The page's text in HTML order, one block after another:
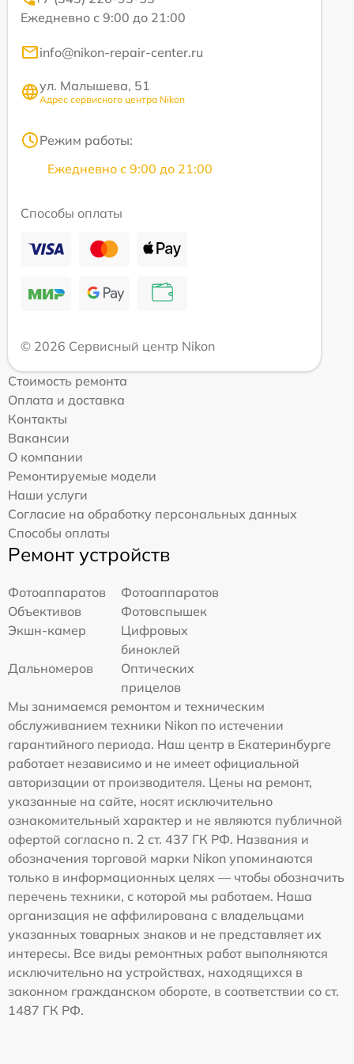
Ежедневно с 9:00 до 21:00
info@nikon-repair-center.ru
ул. Малышева, 51
Адрес сервисного центра Nikon
Режим работы:
Ежедневно с 9:00 до 21:00
Способы оплаты
© 2026 Сервисный центр Nikon
Стоимость ремонта
Оплата и доставка
Контакты
Вакансии
О компании
Ремонтируемые модели
Наши услуги
Согласие на обработку персональных данных
Способы оплаты
Ремонт устройств
Фотоаппаратов
Фотоаппаратов
Объективов
Фотовспышек
Экшн-камер
Цифровых
биноклей
Дальномеров
Оптических
прицелов
Мы занимаемся ремонтом и техническим
обслуживанием техники Nikon по истечении
гарантийного периода. Наш центр в Екатеринбурге
работает независимо и не имеет официальной
авторизации от производителя. Цены на ремонт,
указанные на сайте, носят исключительно
ознакомительный характер и не являются публичной
офертой согласно п. 2 ст. 437 ГК РФ. Названия и
обозначения торговой марки Nikon упоминаются
только в информационных целях — чтобы обозначить
перечень техники, с которой мы работаем. Наша
организация не аффилирована с владельцами
указанных товарных знаков и не представляет их
интересы. Все виды ремонтных работ выполняются
исключительно на устройствах, находящихся в
законном гражданском обороте, в соответствии со ст.
1487 ГК РФ.